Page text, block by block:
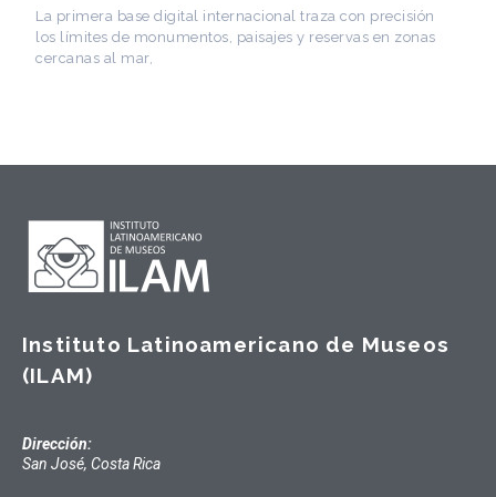
de Arquitectura Latinoamericana. Publicó más de
Instituto Latinoamericano de Museos
(ILAM)
Dirección:
San José, Costa Rica